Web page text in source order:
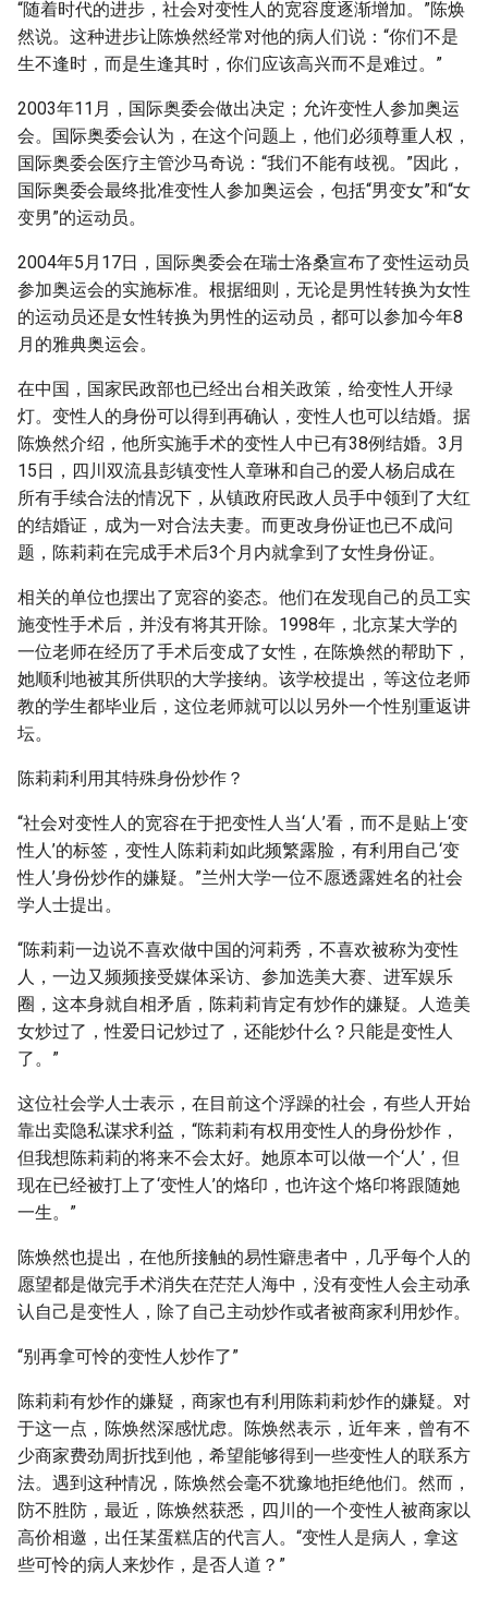
“随着时代的进步，社会对变性人的宽容度逐渐增加。”陈焕
然说。这种进步让陈焕然经常对他的病人们说：“你们不是
生不逢时，而是生逢其时，你们应该高兴而不是难过。”
2003年11月，国际奥委会做出决定；允许变性人参加奥运
会。国际奥委会认为，在这个问题上，他们必须尊重人权，
国际奥委会医疗主管沙马奇说：“我们不能有歧视。”因此，
国际奥委会最终批准变性人参加奥运会，包括“男变女”和“女
变男”的运动员。
2004年5月17日，国际奥委会在瑞士洛桑宣布了变性运动员
参加奥运会的实施标准。根据细则，无论是男性转换为女性
的运动员还是女性转换为男性的运动员，都可以参加今年8
月的雅典奥运会。
在中国，国家民政部也已经出台相关政策，给变性人开绿
灯。变性人的身份可以得到再确认，变性人也可以结婚。据
陈焕然介绍，他所实施手术的变性人中已有38例结婚。3月
15日，四川双流县彭镇变性人章琳和自己的爱人杨启成在
所有手续合法的情况下，从镇政府民政人员手中领到了大红
的结婚证，成为一对合法夫妻。而更改身份证也已不成问
题，陈莉莉在完成手术后3个月内就拿到了女性身份证。
相关的单位也摆出了宽容的姿态。他们在发现自己的员工实
施变性手术后，并没有将其开除。1998年，北京某大学的
一位老师在经历了手术后变成了女性，在陈焕然的帮助下，
她顺利地被其所供职的大学接纳。该学校提出，等这位老师
教的学生都毕业后，这位老师就可以以另外一个性别重返讲
坛。
陈莉莉利用其特殊身份炒作？
“社会对变性人的宽容在于把变性人当‘人’看，而不是贴上‘变
性人’的标签，变性人陈莉莉如此频繁露脸，有利用自己‘变
性人’身份炒作的嫌疑。”兰州大学一位不愿透露姓名的社会
学人士提出。
“陈莉莉一边说不喜欢做中国的河莉秀，不喜欢被称为变性
人，一边又频频接受媒体采访、参加选美大赛、进军娱乐
圈，这本身就自相矛盾，陈莉莉肯定有炒作的嫌疑。人造美
女炒过了，性爱日记炒过了，还能炒什么？只能是变性人
了。”
这位社会学人士表示，在目前这个浮躁的社会，有些人开始
靠出卖隐私谋求利益，“陈莉莉有权用变性人的身份炒作，
但我想陈莉莉的将来不会太好。她原本可以做一个‘人’，但
现在已经被打上了‘变性人’的烙印，也许这个烙印将跟随她
一生。”
陈焕然也提出，在他所接触的易性癖患者中，几乎每个人的
愿望都是做完手术消失在茫茫人海中，没有变性人会主动承
认自己是变性人，除了自己主动炒作或者被商家利用炒作。
“别再拿可怜的变性人炒作了”
陈莉莉有炒作的嫌疑，商家也有利用陈莉莉炒作的嫌疑。对
于这一点，陈焕然深感忧虑。陈焕然表示，近年来，曾有不
少商家费劲周折找到他，希望能够得到一些变性人的联系方
法。遇到这种情况，陈焕然会毫不犹豫地拒绝他们。然而，
防不胜防，最近，陈焕然获悉，四川的一个变性人被商家以
高价相邀，出任某蛋糕店的代言人。“变性人是病人，拿这
些可怜的病人来炒作，是否人道？”